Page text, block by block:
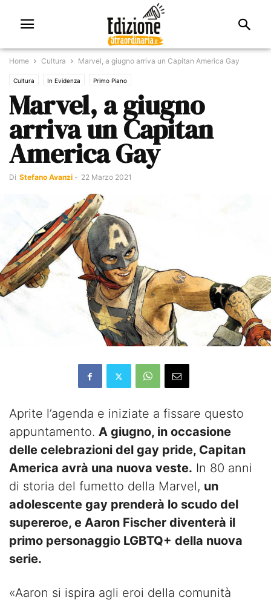
Home Cultura Marvel, a giugno arriva un Capitan America Gay
Cultura In Evidenza Primo Piano
Marvel, a giugno
arriva un Capitan
America Gay
Di Stefano Avanzi - 22 Marzo 2021
Aprite l’agenda e iniziate a fissare questo
appuntamento. A giugno, in occasione
delle celebrazioni del gay pride, Capitan
America avrà una nuova veste. In 80 anni
di storia del fumetto della Marvel, un
adolescente gay prenderà lo scudo del
supereroe, e Aaron Fischer diventerà il
primo personaggio LGBTQ+ della nuova
serie.
«Aaron si ispira agli eroi della comunità